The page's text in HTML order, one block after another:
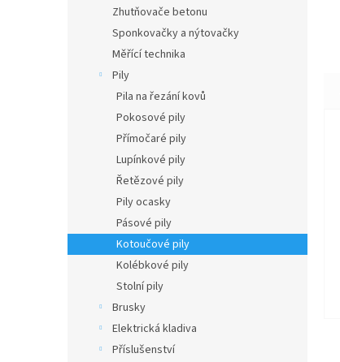
Zhutňovače betonu
Sponkovačky a nýtovačky
Měřící technika
Pily
Pila na řezání kovů
Pokosové pily
Přímočaré pily
Lupínkové pily
Řetězové pily
Pily ocasky
Pásové pily
Kotoučové pily
Kolébkové pily
Stolní pily
Brusky
Elektrická kladiva
Příslušenství